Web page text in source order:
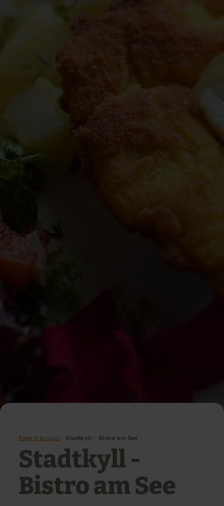
Page d'accueil Stadtkyll - Bistro am See
Stadtkyll -
Bistro am See